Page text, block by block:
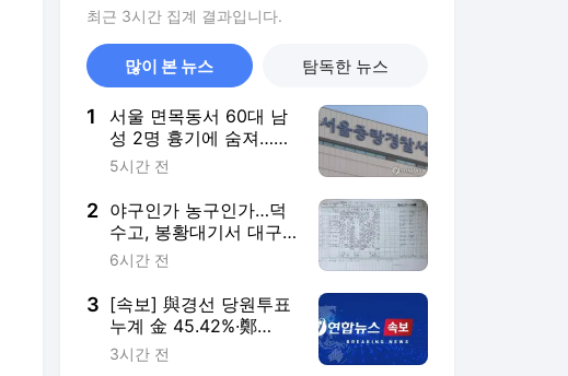
최근 3시간 집계 결과입니다.
많이 본 뉴스 탐독한 뉴스
1
서울 면목동서 60대 남
성 2명 흉기에 숨져…지
인 사이 추정(종합)
5시간 전
2 야구인가 농구인가…덕
수고, 봉황대기서 대구
북구SC에 42-0 승리
6시간 전
3 [속보] 與경선 당원투표
누계 金 45.42%·鄭
44.56%…가중치 未반영
3시간 전